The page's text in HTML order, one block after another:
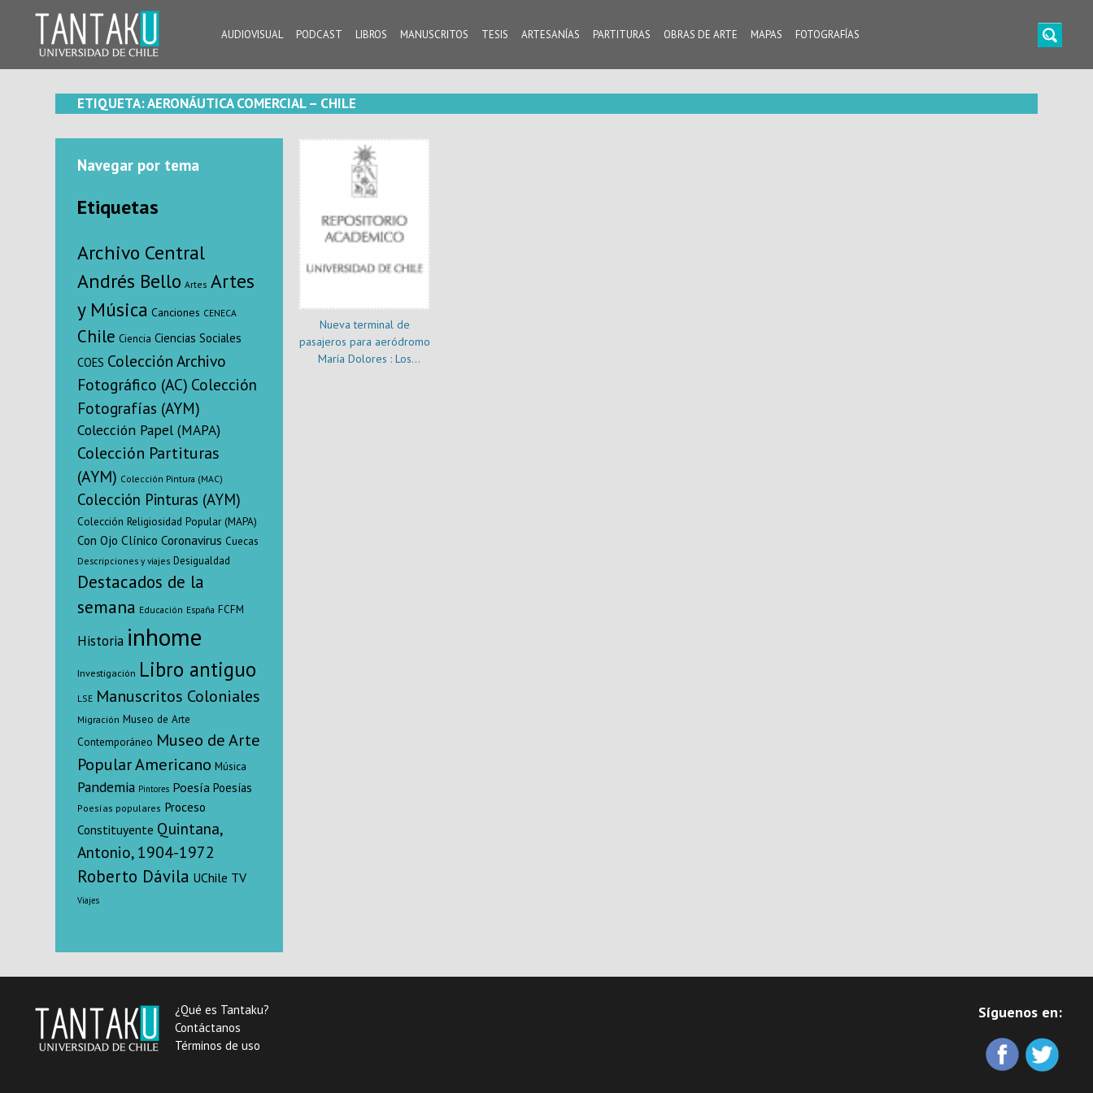
content
AUDIOVISUAL PODCAST LIBROS MANUSCRITOS TESIS ARTESANÍAS PARTITURAS OBRAS DE ARTE MAPAS FOTOGRAFÍAS
ETIQUETA:AERONÁUTICA COMERCIAL – CHILE
Navegar por tema
Etiquetas
Archivo Central
Andrés Bello Artes Artes
y Música Canciones CENECA
Chile Ciencia Ciencias Sociales
COES Colección Archivo
Fotográfico (AC) Colección
Fotografías (AYM)
Colección Papel (MAPA)
Colección Partituras
(AYM) Colección Pintura (MAC)
Colección Pinturas (AYM)
Colección Religiosidad Popular (MAPA)
Con Ojo Clínico Coronavirus Cuecas
Descripciones y viajes Desigualdad
Destacados de la
semana Educación España FCFM
Historia inhome
Investigación Libro antiguo
LSE Manuscritos Coloniales
Migración Museo de Arte
Contemporáneo Museo de Arte
Popular Americano Música
Pandemia Pintores Poesía Poesías
Poesías populares Proceso
Constituyente Quintana,
Antonio, 1904-1972
Roberto Dávila UChile TV
Viajes
Nueva terminal de
pasajeros para aeródromo
María Dolores : Los
¿Qué es Tantaku?
Contáctanos
Términos de uso
Síguenos en: